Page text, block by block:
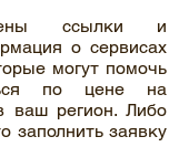
ссылки и
о сервисах
могут помочь
по цене на
ваш регион. Либо
заполнить заявку